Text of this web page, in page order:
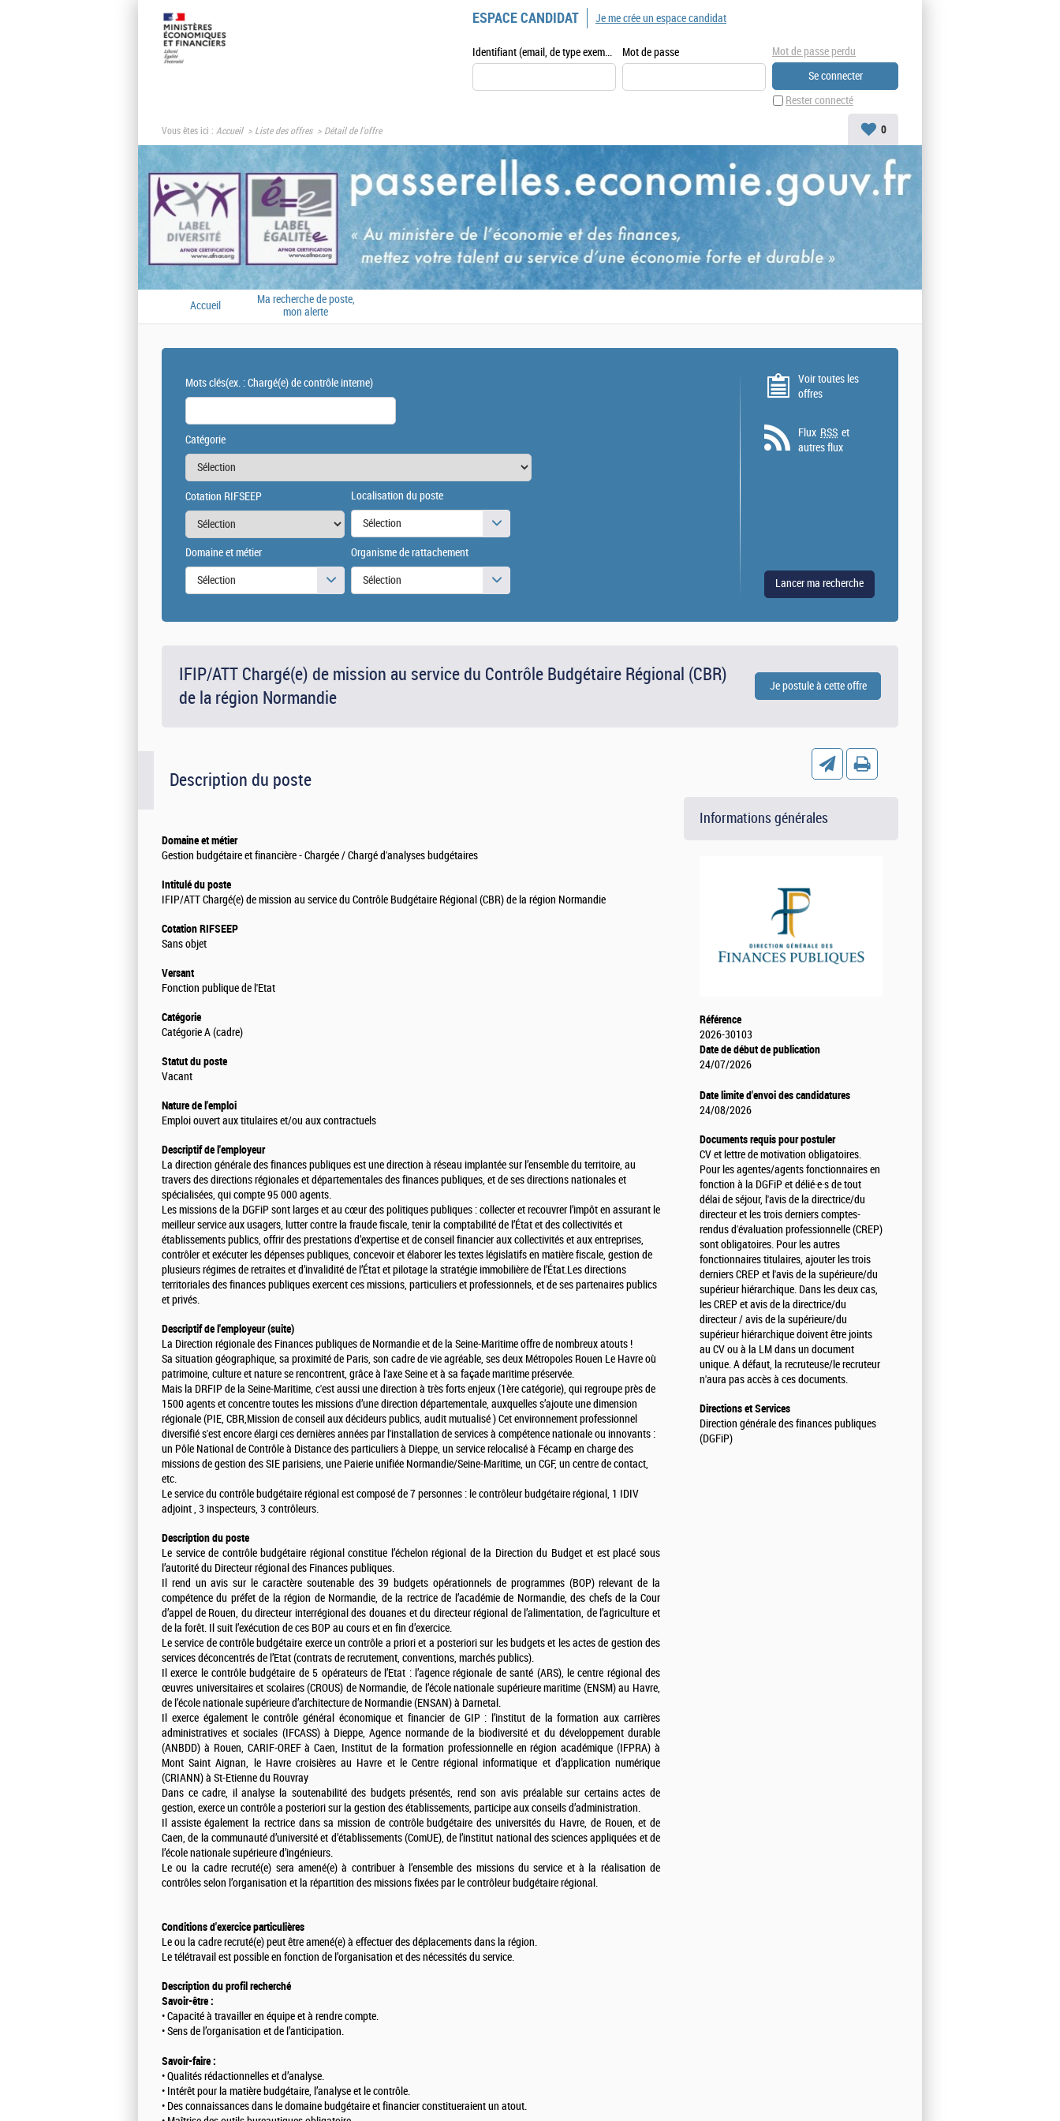
ESPACE CANDIDAT
Identifiant (email, de type exemple@exemple.fr) Mot de passe
Rester connecté
Mot de passe perdu
Je me crée un espace candidat
Vous êtes ici : Accueil Liste des offres Détail de l'offre 0
Accueil
Ma recherche de poste,
mon alerte
Mots clés(ex. : Chargé(e) de contrôle interne)
Catégorie
Cotation RIFSEEP Localisation du poste
Sélection
Domaine et métier
Sélection
Organisme de rattachement
Sélection
Voir toutes les
offres
Flux RSS et
autres flux
IFIP/ATT Chargé(e) de mission au service du Contrôle Budgétaire Régional (CBR)
de la région Normandie
Description du poste
Domaine et métier
Gestion budgétaire et financière - Chargée / Chargé d'analyses budgétaires
Intitulé du poste
IFIP/ATT Chargé(e) de mission au service du Contrôle Budgétaire Régional (CBR) de la région Normandie
Cotation RIFSEEP
Sans objet
Versant
Fonction publique de l'Etat
Catégorie
Catégorie A (cadre)
Statut du poste
Vacant
Nature de l'emploi
Emploi ouvert aux titulaires et/ou aux contractuels
Descriptif de l'employeur
La direction générale des finances publiques est une direction à réseau implantée sur l’ensemble du territoire, au
travers des directions régionales et départementales des finances publiques, et de ses directions nationales et
spécialisées, qui compte 95 000 agents.
Les missions de la DGFiP sont larges et au cœur des politiques publiques : collecter et recouvrer l’impôt en assurant le
meilleur service aux usagers, lutter contre la fraude fiscale, tenir la comptabilité de l’État et des collectivités et
établissements publics, offrir des prestations d’expertise et de conseil financier aux collectivités et aux entreprises,
contrôler et exécuter les dépenses publiques, concevoir et élaborer les textes législatifs en matière fiscale, gestion de
plusieurs régimes de retraites et d’invalidité de l’État et pilotage la stratégie immobilière de l’État.Les directions
territoriales des finances publiques exercent ces missions, particuliers et professionnels, et de ses partenaires publics
et privés.
Descriptif de l'employeur (suite)
La Direction régionale des Finances publiques de Normandie et de la Seine-Maritime offre de nombreux atouts !
Sa situation géographique, sa proximité de Paris, son cadre de vie agréable, ses deux Métropoles Rouen Le Havre où
patrimoine, culture et nature se rencontrent, grâce à l'axe Seine et à sa façade maritime préservée.
Mais la DRFIP de la Seine-Maritime, c'est aussi une direction à très forts enjeux (1ère catégorie), qui regroupe près de
1500 agents et concentre toutes les missions d’une direction départementale, auxquelles s’ajoute une dimension
régionale (PIE, CBR,Mission de conseil aux décideurs publics, audit mutualisé ) Cet environnement professionnel
diversifié s'est encore élargi ces dernières années par l'installation de services à compétence nationale ou innovants :
un Pôle National de Contrôle à Distance des particuliers à Dieppe, un service relocalisé à Fécamp en charge des
missions de gestion des SIE parisiens, une Paierie unifiée Normandie/Seine-Maritime, un CGF, un centre de contact,
etc.
Le service du contrôle budgétaire régional est composé de 7 personnes : le contrôleur budgétaire régional, 1 IDIV
adjoint , 3 inspecteurs, 3 contrôleurs.
Description du poste
Le service de contrôle budgétaire régional constitue l’échelon régional de la Direction du Budget et est placé sous
l’autorité du Directeur régional des Finances publiques.
Il rend un avis sur le caractère soutenable des 39 budgets opérationnels de programmes (BOP) relevant de la
compétence du préfet de la région de Normandie, de la rectrice de l’académie de Normandie, des chefs de la Cour
d’appel de Rouen, du directeur interrégional des douanes et du directeur régional de l’alimentation, de l’agriculture et
de la forêt. Il suit l’exécution de ces BOP au cours et en fin d’exercice.
Le service de contrôle budgétaire exerce un contrôle a priori et a posteriori sur les budgets et les actes de gestion des
services déconcentrés de l’Etat (contrats de recrutement, conventions, marchés publics).
Il exerce le contrôle budgétaire de 5 opérateurs de l’Etat : l’agence régionale de santé (ARS), le centre régional des
œuvres universitaires et scolaires (CROUS) de Normandie, de l’école nationale supérieure maritime (ENSM) au Havre,
de l’école nationale supérieure d’architecture de Normandie (ENSAN) à Darnetal.
Il exerce également le contrôle général économique et financier de GIP : l’institut de la formation aux carrières
administratives et sociales (IFCASS) à Dieppe, Agence normande de la biodiversité et du développement durable
(ANBDD) à Rouen, CARIF-OREF à Caen, Institut de la formation professionnelle en région académique (IFPRA) à
Mont Saint Aignan, le Havre croisières au Havre et le Centre régional informatique et d’application numérique
(CRIANN) à St-Etienne du Rouvray
Dans ce cadre, il analyse la soutenabilité des budgets présentés, rend son avis préalable sur certains actes de
gestion, exerce un contrôle a posteriori sur la gestion des établissements, participe aux conseils d’administration.
Il assiste également la rectrice dans sa mission de contrôle budgétaire des universités du Havre, de Rouen, et de
Caen, de la communauté d’université et d’établissements (ComUE), de l’institut national des sciences appliquées et de
l’école nationale supérieure d’ingénieurs.
Le ou la cadre recruté(e) sera amené(e) à contribuer à l’ensemble des missions du service et à la réalisation de
contrôles selon l’organisation et la répartition des missions fixées par le contrôleur budgétaire régional.
Conditions d'exercice particulières
Le ou la cadre recruté(e) peut être amené(e) à effectuer des déplacements dans la région.
Le télétravail est possible en fonction de l’organisation et des nécessités du service.
Description du profil recherché
Savoir-être :
• Capacité à travailler en équipe et à rendre compte.
• Sens de l’organisation et de l’anticipation.
Savoir-faire :
• Qualités rédactionnelles et d’analyse.
• Intérêt pour la matière budgétaire, l’analyse et le contrôle.
• Des connaissances dans le domaine budgétaire et financier constitueraient un atout.
Informations générales
Référence
2026-30103
Date de début de publication
24/07/2026
Date limite d'envoi des candidatures
24/08/2026
Documents requis pour postuler
CV et lettre de motivation obligatoires.
Pour les agentes/agents fonctionnaires en
fonction à la DGFiP et délié·e·s de tout
délai de séjour, l'avis de la directrice/du
directeur et les trois derniers comptes-
rendus d'évaluation professionnelle (CREP)
sont obligatoires. Pour les autres
fonctionnaires titulaires, ajouter les trois
derniers CREP et l'avis de la supérieure/du
supérieur hiérarchique. Dans les deux cas,
les CREP et avis de la directrice/du
directeur / avis de la supérieure/du
supérieur hiérarchique doivent être joints
au CV ou à la LM dans un document
unique. A défaut, la recruteuse/le recruteur
n'aura pas accès à ces documents.
Directions et Services
Direction générale des finances publiques
(DGFiP)